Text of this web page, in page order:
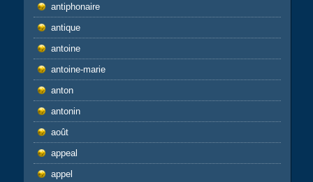
antiphonaire
antique
antoine
antoine-marie
anton
antonin
août
appeal
appel